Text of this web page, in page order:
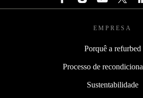
EMPRESA
Porquê a refurbed
Processo de
Sustentabilidade